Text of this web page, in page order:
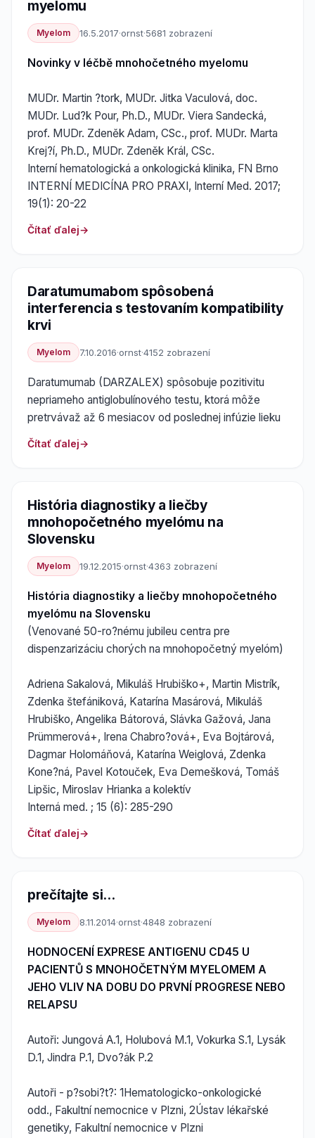
myelomu
Myelom 16.5.2017·ornst·5681 zobrazení
Novinky v léčbě mnohočetného myelomu
MUDr. Martin ?tork, MUDr. Jitka Vaculová, doc.
MUDr. Lud?k Pour, Ph.D., MUDr. Viera Sandecká,
prof. MUDr. Zdeněk Adam, CSc., prof. MUDr. Marta
Krej?í, Ph.D., MUDr. Zdeněk Král, CSc.
Interní hematologická a onkologická klinika, FN Brno
INTERNÍ MEDICÍNA PRO PRAXI, Interní Med. 2017;
19(1): 20-22
Čítať ďalej
Daratumumabom spôsobená
interferencia s testovaním kompatibility
krvi
Myelom 7.10.2016·ornst·4152 zobrazení
Daratumumab (DARZALEX) spôsobuje pozitivitu
nepriameho antiglobulínového testu, ktorá môže
pretrvávaž až 6 mesiacov od poslednej infúzie lieku
Čítať ďalej
História diagnostiky a liečby
mnohopočetného myelómu na
Slovensku
Myelom 19.12.2015·ornst·4363 zobrazení
História diagnostiky a liečby mnohopočetného
myelómu na Slovensku
(Venované 50-ro?nému jubileu centra pre
dispenzarizáciu chorých na mnohopočetný myelóm)
Adriena Sakalová, Mikuláš Hrubiško+, Martin Mistrík,
Zdenka štefániková, Katarína Masárová, Mikuláš
Hrubiško, Angelika Bátorová, Slávka Gažová, Jana
Prümmerová+, Irena Chabro?ová+, Eva Bojtárová,
Dagmar Holomáňová, Katarína Weiglová, Zdenka
Kone?ná, Pavel Kotouček, Eva Demešková, Tomáš
Lipšic, Miroslav Hrianka a kolektív
Interná med. ; 15 (6): 285-290
Čítať ďalej
prečítajte si...
Myelom 8.11.2014·ornst·4848 zobrazení
HODNOCENÍ EXPRESE ANTIGENU CD45 U
PACIENTŮ S MNOHOČETNÝM MYELOMEM A
JEHO VLIV NA DOBU DO PRVNÍ PROGRESE NEBO
RELAPSU
Autoři: Jungová A.1, Holubová M.1, Vokurka S.1, Lysák
D.1, Jindra P.1, Dvo?ák P.2
Autoři - p?sobi?t?: 1Hematologicko-onkologické
odd., Fakultní nemocnice v Plzni, 2Ústav lékařské
genetiky, Fakultní nemocnice v Plzni